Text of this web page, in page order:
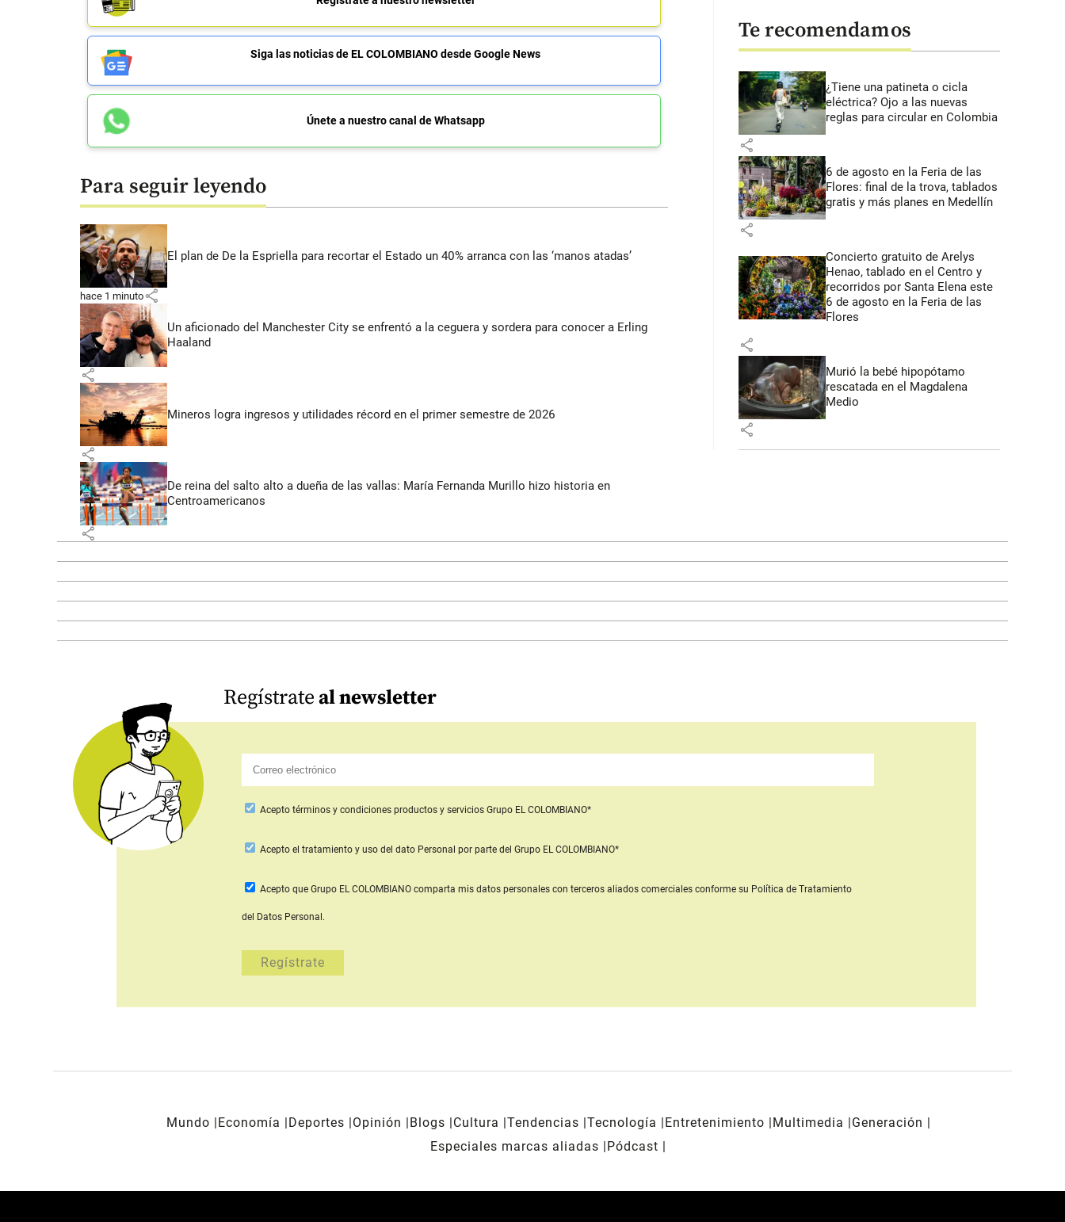
Siga las noticias de EL COLOMBIANO desde Google News
Únete a nuestro canal de Whatsapp
Para seguir leyendo
El plan de De la Espriella para recortar el Estado un 40% arranca con las ‘manos atadas’
hace 1 minuto share
Un aficionado del Manchester City se enfrentó a la ceguera y sordera para conocer a Erling
Haaland
share
Mineros logra ingresos y utilidades récord en el primer semestre de 2026
share
De reina del salto alto a dueña de las vallas: María Fernanda Murillo hizo historia en
Centroamericanos
share
Te recomendamos
¿Tiene una patineta o cicla
eléctrica? Ojo a las nuevas
reglas para circular en Colombia
share
6 de agosto en la Feria de las
Flores: final de la trova, tablados
gratis y más planes en Medellín
share
Concierto gratuito de Arelys
Henao, tablado en el Centro y
recorridos por Santa Elena este
6 de agosto en la Feria de las
Flores
share
Murió la bebé hipopótamo
rescatada en el Magdalena
Medio
share
Regístrateal newsletter
Acepto términos y condiciones productos y servicios Grupo EL COLOMBIANO*
Aceptoel tratamiento y uso del dato Personal por parte del Grupo EL COLOMBIANO*
Acepto que Grupo EL COLOMBIANO comparta mis datos personales con terceros aliados comercialesconforme su Política de Tratamiento
del Datos Personal.
Mundo Economía Deportes Opinión Blogs Cultura Tendencias Tecnología Entretenimiento Multimedia
Generación
Especiales marcas aliadas
Pódcast